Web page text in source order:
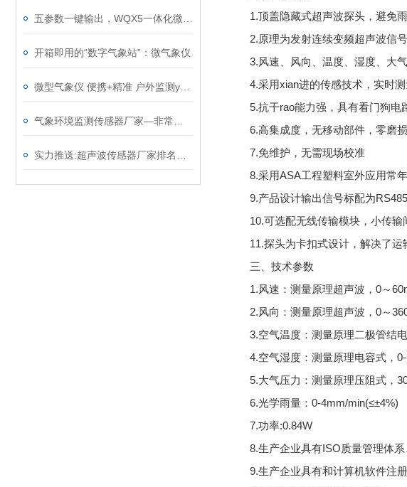
开箱即用的“数字气象站”：微气象仪
1.顶盖隐藏式超声波探头，避免
2.原理为发射连续变频超声波信
3.风速、风向、温度、湿度、大
4.采用xian进的传感技术，实时
5.抗干rao能力强，具有看门狗电
6.高集成度，无移动部件，零磨损
7.免维护，无需现场校准
8.采用ASA工程塑料室外应用常
9.产品设计输出信号标配为
10.可选配无线传输模块，小传输
11.探头为卡扣式设计，解决了
三、技术参数
1.风速：测量原理超声波，0～
2.风向：测量原理超声波，0～
3.空气温度：测量原理二极管结
4.空气湿度：测量原理电容式，
5.大气压力：测量原理压阻式，
6.光学雨量：0-4mm/min(≤±4%)
7.功率:0.84W
8.生产企业具有ISO质量管理体
9.生产企业具有和计算机软件注